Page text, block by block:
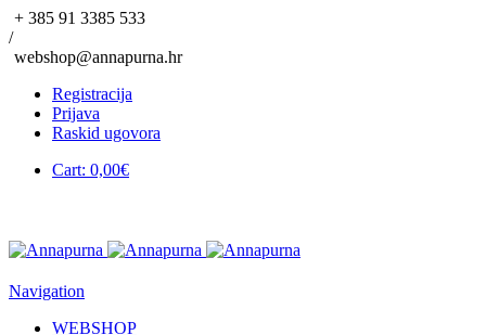
+ 385 91 3385 533
/
webshop@annapurna.hr
Registracija
Prijava
Raskid ugovora
Cart: 0,00€
Navigation
WEBSHOP